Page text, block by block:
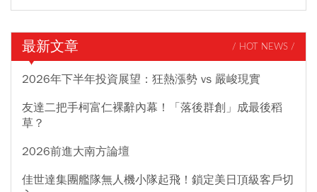
最新文章 / HOT NEWS /
2026年下半年投資展望：狂熱漲勢 vs 嚴峻現實
友達二把手柯富仁裸辭內幕！「落後群創」成最後稻
草？
2026前進大南方論壇
佳世達集團艦隊無人機小隊起飛！鎖定美日頂級客戶切